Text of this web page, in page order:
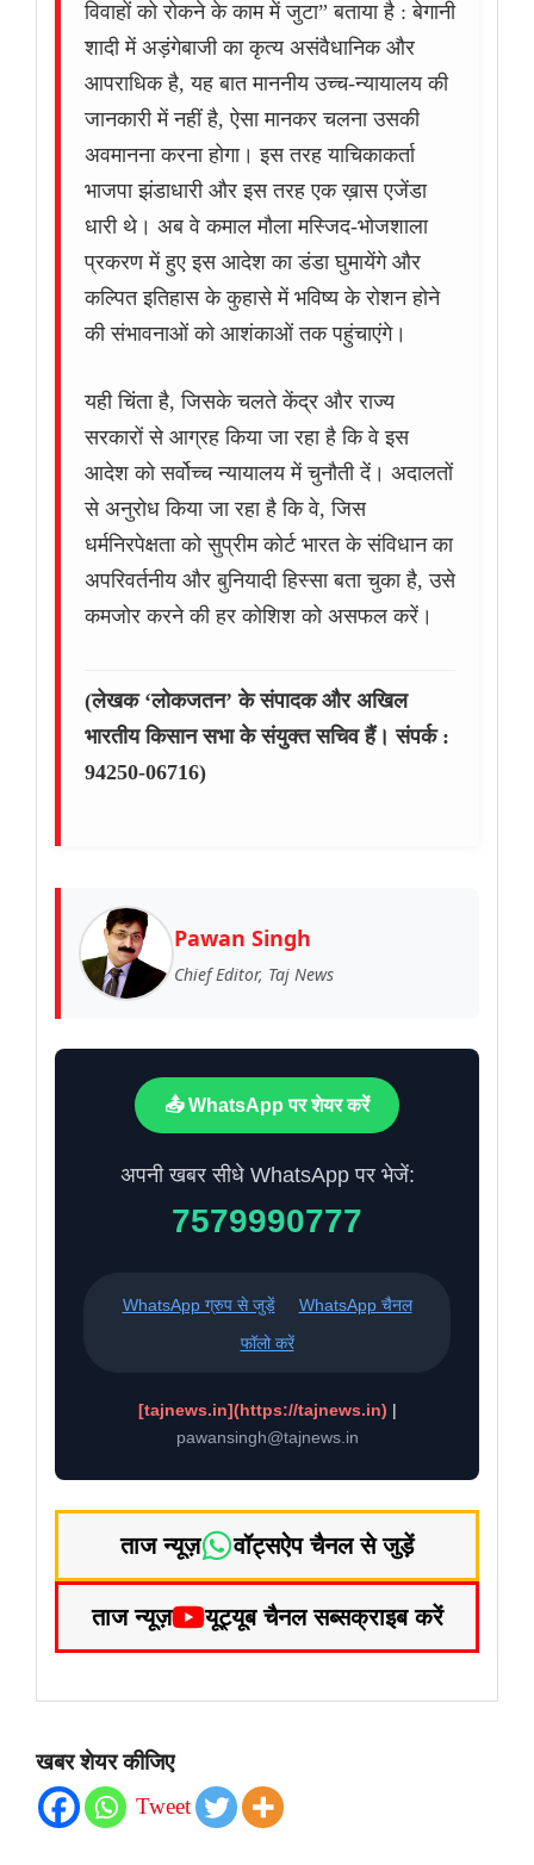
विवाहों को रोकने के काम में जुटा” बताया है : बेगानी
शादी में अड़ंगेबाजी का कृत्य असंवैधानिक और
आपराधिक है, यह बात माननीय उच्च-न्यायालय की
जानकारी में नहीं है, ऐसा मानकर चलना उसकी
अवमानना करना होगा। इस तरह याचिकाकर्ता
भाजपा झंडाधारी और इस तरह एक ख़ास एजेंडा
धारी थे। अब वे कमाल मौला मस्जिद-भोजशाला
प्रकरण में हुए इस आदेश का डंडा घुमायेंगे और
कल्पित इतिहास के कुहासे में भविष्य के रोशन होने
की संभावनाओं को आशंकाओं तक पहुंचाएंगे।
यही चिंता है, जिसके चलते केंद्र और राज्य
सरकारों से आग्रह किया जा रहा है कि वे इस
आदेश को सर्वोच्च न्यायालय में चुनौती दें। अदालतों
से अनुरोध किया जा रहा है कि वे, जिस
धर्मनिरपेक्षता को सुप्रीम कोर्ट भारत के संविधान का
अपरिवर्तनीय और बुनियादी हिस्सा बता चुका है, उसे
कमजोर करने की हर कोशिश को असफल करें।
(लेखक ‘लोकजतन’ के संपादक और अखिल
भारतीय किसान सभा के संयुक्त सचिव हैं। संपर्क :
94250-06716)
Pawan Singh
Chief Editor, Taj News
📤 WhatsApp पर शेयर करें
अपनी खबर सीधे WhatsApp पर भेजें:
7579990777
WhatsApp ग्रुप से जुड़ें
WhatsApp चैनल
फॉलो करें
[tajnews.in](https://tajnews.in) |
pawansingh@tajnews.in
ताज न्यूज़ वॉट्सऐप चैनल से जुड़ें
ताज न्यूज़ यूट्यूब चैनल सब्सक्राइब करें
खबर शेयर कीजिए
Tweet